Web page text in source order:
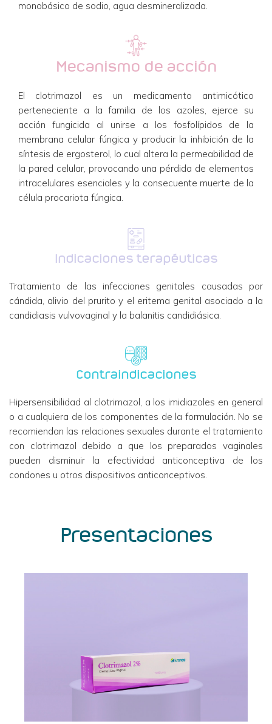
monobásico de sodio, agua desmineralizada.
Mecanismo de acción
El clotrimazol es un medicamento antimicótico
perteneciente a la familia de los azoles, ejerce su
acción fungicida al unirse a los fosfolípidos de la
membrana celular fúngica y producir la inhibición de la
síntesis de ergosterol, lo cual altera la permeabilidad de
la pared celular, provocando una pérdida de elementos
intracelulares esenciales y la consecuente muerte de la
célula procariota fúngica.
Indicaciones terapéuticas
Tratamiento de las infecciones genitales causadas por
cándida, alivio del prurito y el eritema genital asociado a la
candidiasis vulvovaginal y la balanitis candidiásica.
Contraindicaciones
Hipersensibilidad al clotrimazol, a los imidiazoles en general
o a cualquiera de los componentes de la formulación. No se
recomiendan las relaciones sexuales durante el tratamiento
con clotrimazol debido a que los preparados vaginales
pueden disminuir la efectividad anticonceptiva de los
condones u otros dispositivos anticonceptivos.
Presentaciones